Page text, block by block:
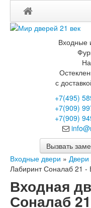
Мои заказы
Двери с
Двери Бункер
Двери Лекс
Двери
Двери
Арктика
Монолит
Стайл
Термо
Термо
Входные
с
+7(495)
+7(909)
+7(909)
Вызвать
Входные двери » Двери
Лабиринт Соналаб 21
Входная
Соналаб